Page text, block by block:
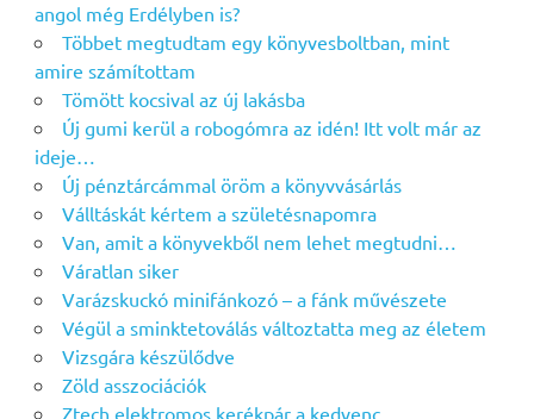
angol még Erdélyben is?
Többet megtudtam egy könyvesboltban, mint
amire számítottam
Tömött kocsival az új lakásba
Új gumi kerül a robogómra az idén! Itt volt már az
ideje…
Új pénztárcámmal öröm a könyvvásárlás
Válltáskát kértem a születésnapomra
Van, amit a könyvekből nem lehet megtudni…
Váratlan siker
Varázskuckó minifánkozó – a fánk művészete
Végül a sminktetoválás változtatta meg az életem
Vizsgára készülődve
Zöld asszociációk
Ztech elektromos kerékpár a kedvenc